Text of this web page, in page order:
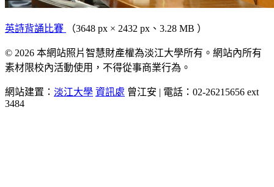
英詩背誦比賽 （3648 px × 2432 px、3.28 MB ）
© 2026 本網站照片智慧財產權為淡江大學所有。網站內所有
素材限校內活動使用，不得從事商業行為。
網站建置： 淡江大學 資訊處 曾江安 | 電話：02-26215656 ext
3484